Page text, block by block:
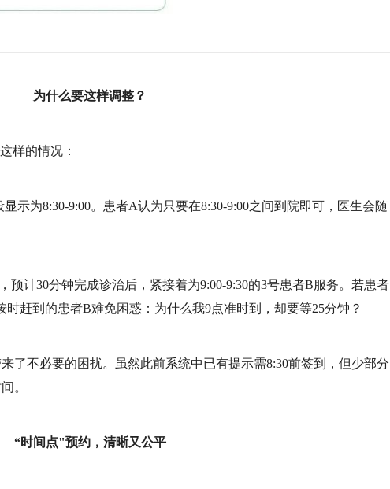
为什么要这样调整？
样的情况：
示为8:30-9:00。患者A认为只要在8:30-9:00之间到院即可，医生会随
预计30分钟完成诊治后，紧接着为9:00-9:30的3号患者B服务。若患者
时赶到的患者B难免困惑：为什么我9点准时到，却要等25分钟？
了不必要的困扰。虽然此前系统中已有提示需8:30前签到，但少部分
。
“时间点"预约，清晰又公平